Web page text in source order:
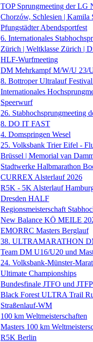
TOP Sprungmeeting der LG
Chorzów, Schlesien |
Pfungstädter Abendsportfest
6. Internationales
Zürich | Weltklasse Zürich |
HLF-Wurfmeeting
DM Mehrkampf M/W/U 23/
8. Bottroper Ultralauf
Internationales
Speerwurf
26. Stabhochsprungmeeting
8. DO IT FAST
4. Domspringen Wesel
25. Volksbank Trier Eifel -
Brüssel | Memorial van
Stadtwerke Halbmarathon
CURREX Alsterlauf 2026
R5K - 5K Alsterlauf
Dresden HALF
Regionsmeisterschaft
New Balance KÖ MEILE
EMORRC Masters Berglauf
38. ULTRAMARATHON
Team DM U16/U20 und
24. Volksbank-Münster-
Ultimate Championships
Bundesfinale JTFO und
Black Forest ULTRA Trail
Straßenlauf-WM
100 km Weltmeisterschaften
Masters 100 km
R5K Berlin